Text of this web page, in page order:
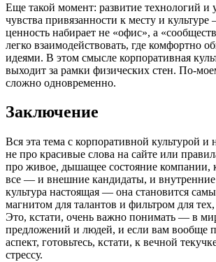
Еще такой момент: развитие технологий и
чувства привязанности к месту и
ценность набирает не «офис», а
легко взаимодействовать, где комфортно
идеями. В этом смысле корпоративная
выходит за рамки физических стен. По-
сложно одновременно.
Заключение
Вся эта тема с корпоративной культурой
не про красивые слова на сайте или
про живое, дышащее состояние компании,
все — и внешние кандидаты, и
культура настоящая — она становится
магнитом для талантов и фильтром для
Это, кстати, очень важно понимать — в
предложений и людей, и если вам вообще
аспект, готовьтесь, кстати, к вечной
стрессу.